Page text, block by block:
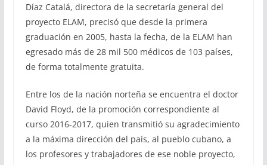
Díaz Catalá, directora de la secretaría general del
proyecto ELAM, precisó que desde la primera
graduación en 2005, hasta la fecha, de la ELAM han
egresado más de 28 mil 500 médicos de 103 países,
de forma totalmente gratuita.
Entre los de la nación norteña se encuentra el doctor
David Floyd, de la promoción correspondiente al
curso 2016-2017, quien transmitió su agradecimiento
a la máxima dirección del país, al pueblo cubano, a
los profesores y trabajadores de ese noble proyecto,